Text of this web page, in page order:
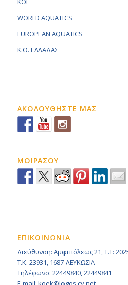
WORLD AQUATICS
EUROPEAN AQUATICS
K.O. ΕΛΛΑΔΑΣ
ΑΚΟΛΟΥΘΗΣΤΕ ΜΑΣ
ΜΟΙΡΑΣΟΥ
ΕΠΙΚΟΙΝΩΝΙΑ
Διεύθυνση: Αμφιπόλεως 21, Τ.Τ:
Τ.Κ. 23931, 1687 ΛΕΥΚΩΣΙΑ
Τηλέφωνο: 22449840, 22449841